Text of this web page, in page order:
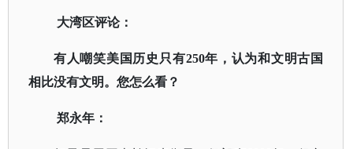
大湾区评论：
有人嘲笑美国历史只有250年，认为和文明古国
相比没有文明。您怎么看？
郑永年：